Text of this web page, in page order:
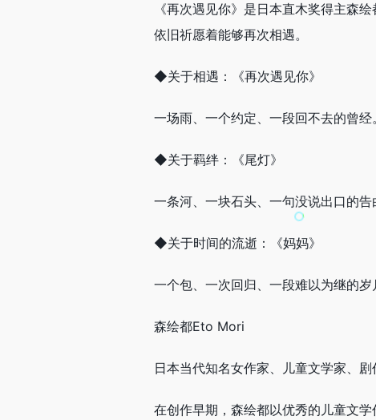
《再次遇见你》是日本直木奖得主森
依旧祈愿着能够再次相遇。
◆关于相遇：《再次遇见你》
一场雨、一个约定、一段回不去的曾
◆关于羁绊：《尾灯》
一条河、一块石头、一句没说出口的
◆关于时间的流逝：《妈妈》
一个包、一次回归、一段难以为继的
森绘都Eto Mori
日本当代知名女作家、儿童文学家、
在创作早期，森绘都以优秀的儿童文